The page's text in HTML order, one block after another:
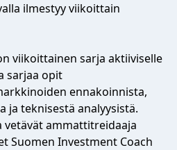
ilmestyy viikoittain
viikoittainen sarja aktiiviselle
sarjaa opit
ennakoinnista,
ja teknisestä analyysistä.
vetävät ammattitreidaaja
Suomen Investment Coach